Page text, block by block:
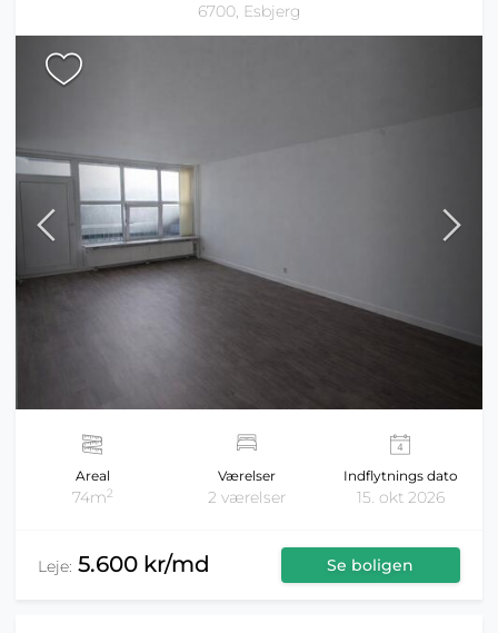
6700, Esbjerg
Areal
74m2
Værelser
2 værelser
Indflytnings dato
15. okt 2026
Leje: 5.600 kr/md Se boligen